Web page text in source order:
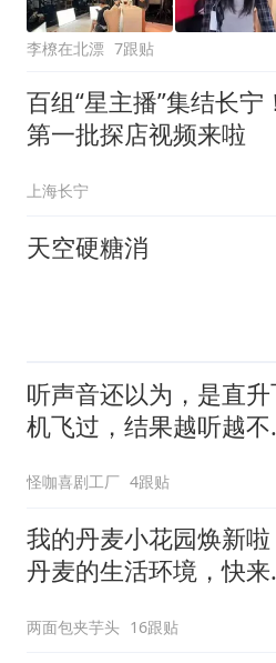
李橑在北漂 7跟贴
百组“星主播”集结长宁！
第一批探店视频来啦
上海长宁
天空硬糖消
听声音还以为，是直升
机飞过，结果越听越不
怪咖喜剧工厂 4跟贴
我的丹麦小花园焕新啦
丹麦的生活环境，快来
两面包夹芋头 16跟贴